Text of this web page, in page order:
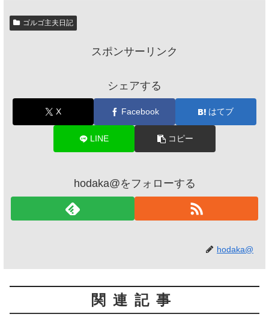
ゴルゴ主夫日記
スポンサーリンク
シェアする
X Facebook はてブ
LINE コピー
hodaka@をフォローする
hodaka@
関連記事